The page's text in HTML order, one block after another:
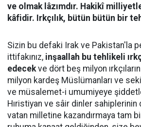
ve olmak lâzımdır. Hakikî
kâfidir. Irkçılık, bütün bütün bir
Sizin bu defaki Irak ve Pakistan'la
ittifakınız, inşaallah bu tehlikeli
edecekve dört beş milyon
milyon kardeş Müslümanları ve
ve müsalemet-i umumiyeye
Hıristiyan ve sâir dinler sahiplerinin
vatan milletine kazandırmaya tam